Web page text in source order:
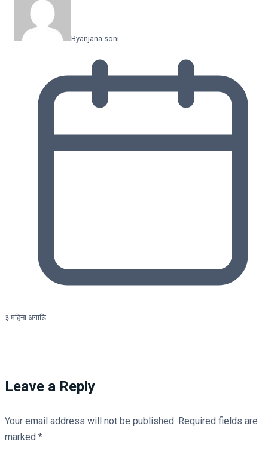
Byanjana soni
३ महिना अगाडि
Leave a Reply
Your email address will not be published. Required fields are
marked *